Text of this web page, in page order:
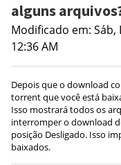
alguns
Modificado em: Sáb,
12:36 AM
Depois que o download
torrent que você está
Isso mostrará todos os
interromper o download
posição Desligado. Isso
baixados.